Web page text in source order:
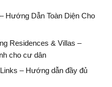
Hướng Dẫn Toàn Diện Cho
Residences & Villas –
cho cư dân
– Hướng dẫn đầy đủ